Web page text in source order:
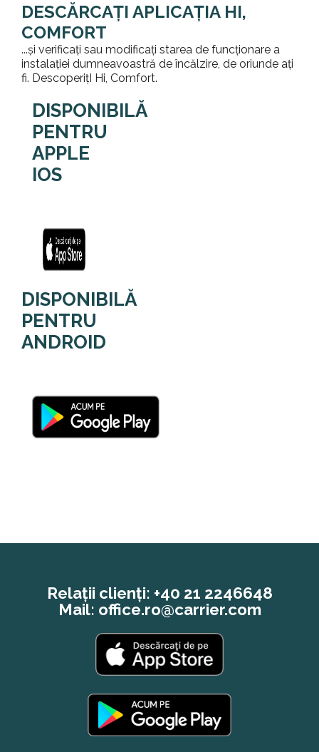
DESCĂRCAȚI APLICAȚIA HI,
COMFORT
...și verificați sau modificați starea de funcționare a
instalației dumneavoastră de încălzire, de oriunde ați
fi. DescoperițI Hi, Comfort.
DISPONIBILĂ
PENTRU
APPLE
IOS
DISPONIBILĂ
PENTRU
ANDROID
Relații clienți: +40 21 2246648
Mail: office.ro@carrier.com